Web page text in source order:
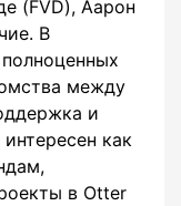
(FVD), Аарон
В
между
и
как
в Otter